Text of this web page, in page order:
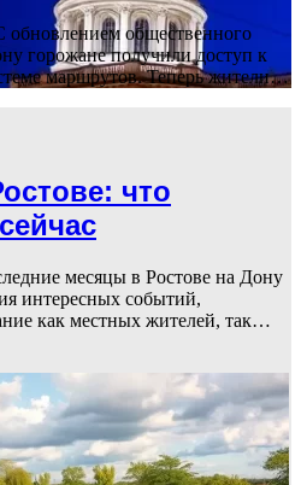
обновлением общественного
горожане получили доступ к
маршрутов. Теперь жители…
что
месяцы в Ростове на Дону
интересных событий,
как местных жителей, так…